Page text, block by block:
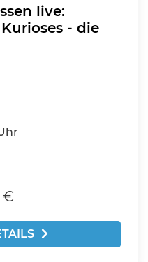
live:
- die
€